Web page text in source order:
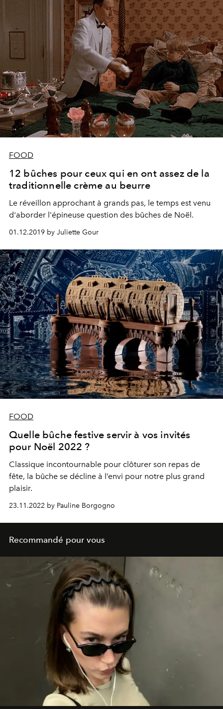
FOOD
12 bûches pour ceux qui en ont assez de la
traditionnelle crème au beurre
Le réveillon approchant à grands pas, le temps est venu
d'aborder l'épineuse question des bûches de Noël.
01.12.2019 by Juliette Gour
FOOD
Quelle bûche festive servir à vos invités
pour Noël 2022 ?
Classique incontournable pour clôturer son repas de
fête, la bûche se décline à l’envi pour notre plus grand
plaisir.
23.11.2022 by Pauline Borgogno
Recommandé pour vous